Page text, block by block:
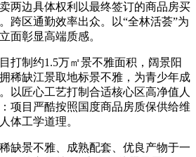
两边具体权利以最终签订的商品房买
跨区通勤效率出众。以“全林活荟”为
面彰显高端质感。
制约1.5万㎡景不雅面积，阔景阳
稀缺江景取地标景不雅，为青少年成
以匠心工艺打制合适核心区高净值人
项目严酷按照国度商品房质保供给维
体工学道理。
景不雅、成熟配套、优良产物于一